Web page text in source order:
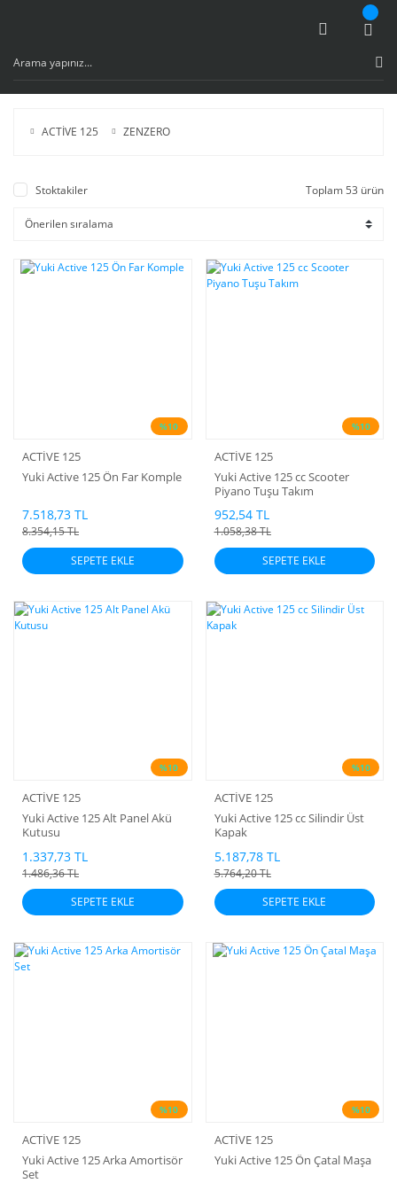
ACTİVE 125 ZENZERO
Stoktakiler Toplam 53 ürün
%10
ACTİVE 125
Yuki Active 125 Ön Far Komple
7.518,73 TL
8.354,15 TL
SEPETE EKLE
%10
ACTİVE 125
Yuki Active 125 cc Scooter
Piyano Tuşu Takım
952,54 TL
1.058,38 TL
SEPETE EKLE
%10
ACTİVE 125
Yuki Active 125 Alt Panel Akü
Kutusu
1.337,73 TL
1.486,36 TL
SEPETE EKLE
%10
ACTİVE 125
Yuki Active 125 cc Silindir Üst
Kapak
5.187,78 TL
5.764,20 TL
SEPETE EKLE
%10
ACTİVE 125
Yuki Active 125 Arka Amortisör
Set
%10
ACTİVE 125
Yuki Active 125 Ön Çatal Maşa